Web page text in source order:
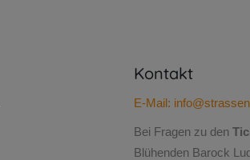
Kontakt
E-Mail:
Bei Fragen zu den
Blühenden Barock